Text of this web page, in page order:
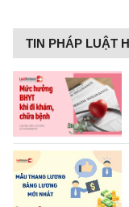
TIN PHÁP LUẬT